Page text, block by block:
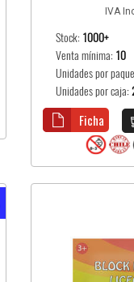
IVA
Stock: 1000+
Venta mínima: 10
Unidades por
Unidades por caja:
Ficha